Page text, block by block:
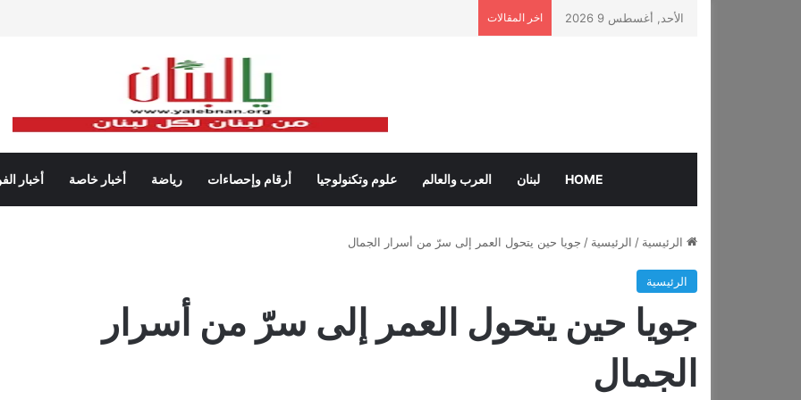
الأحد, أغسطس 9 2026 اخر المقالات
HOME لبنان العرب والعالم علوم وتكنولوجيا أرقام وإحصاءات رياضة أخبار خاصة أخبار
الرئيسية / الرئيسية / جويا حين يتحول العمر إلى سرّ من أسرار الجمال
الرئيسية
جويا حين يتحول العمر إلى سرّ من أسرار
الجمال